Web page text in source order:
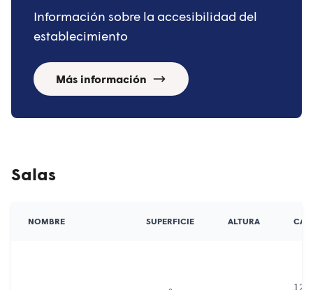
Información sobre la accesibilidad del
establecimiento
Más información
Salas
NOMBRE SUPERFICIE ALTURA
12